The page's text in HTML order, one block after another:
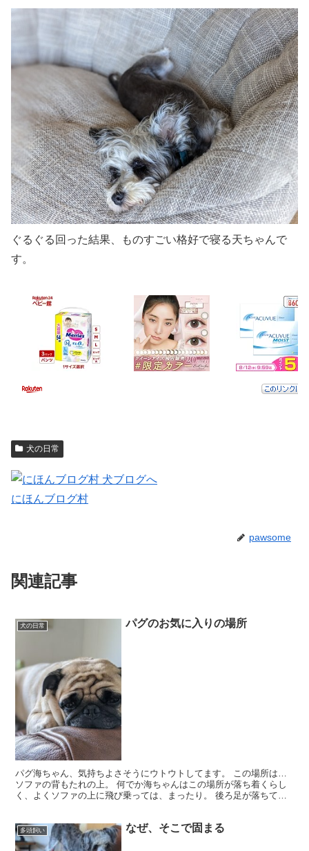
ぐるぐる回った結果、ものすごい格好で寝る天ちゃんで
す。
犬の日常
にほんブログ村
pawsome
関連記事
犬の日常 パグのお気に入りの場所
パグ海ちゃん、気持ちよさそうにウトウトしてます。 この場所は…
ソファの背もたれの上。 何でか海ちゃんはこの場所が落ち着くらし
く、よくソファの上に飛び乗っては、まったり。 後ろ足が落ちても
多頭飼い なぜ、そこで固まる